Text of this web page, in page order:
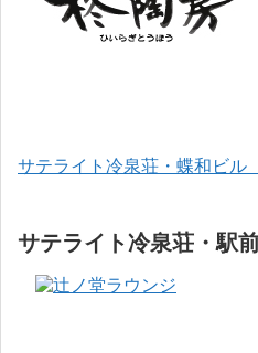
サテライト冷泉荘・蝶和ビル
サテライト冷泉荘・駅